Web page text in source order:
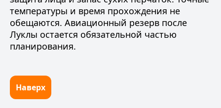
температуры и время прохождения не
обещаются. Авиационный резерв после
Луклы остается обязательной частью
планирования.
Наверх